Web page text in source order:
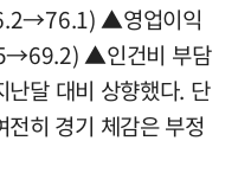
▲영업이익
▲인건비 부담
달 대비 상향했다. 단
히 경기 체감은 부정